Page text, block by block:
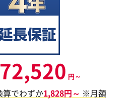
円～
でわずか1,828円～ ※月額